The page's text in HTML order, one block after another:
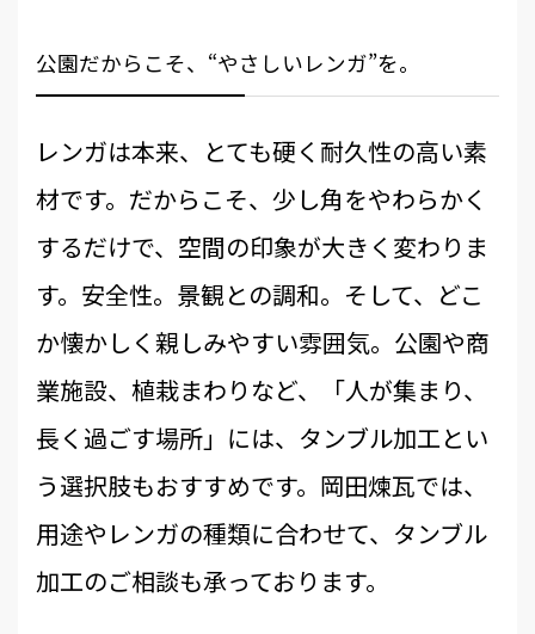
公園だからこそ、“やさしいレンガ”を。
レンガは本来、とても硬く耐久性の高い素
材です。だからこそ、少し角をやわらかく
するだけで、空間の印象が大きく変わりま
す。安全性。景観との調和。そして、どこ
か懐かしく親しみやすい雰囲気。公園や商
業施設、植栽まわりなど、「人が集まり、
長く過ごす場所」には、タンブル加工とい
う選択肢もおすすめです。岡田煉瓦では、
用途やレンガの種類に合わせて、タンブル
加工のご相談も承っております。